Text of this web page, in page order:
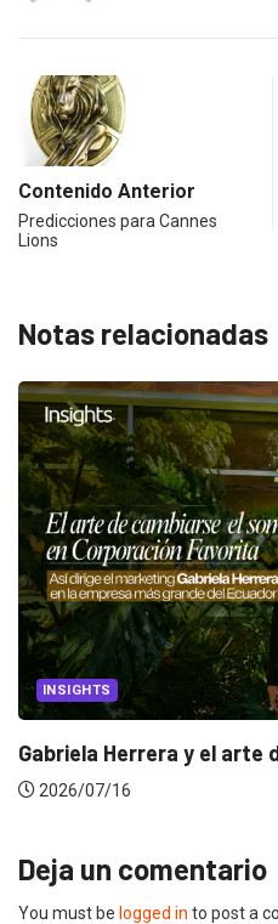
Contenido Anterior
Predicciones para Cannes
Lions
Notas relacionadas
Dos
Deja un comentario
You must be logged in to post a